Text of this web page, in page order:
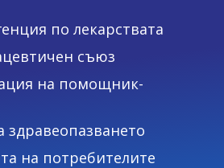
по лекарствата
съюз
на помощник-
на потребителите